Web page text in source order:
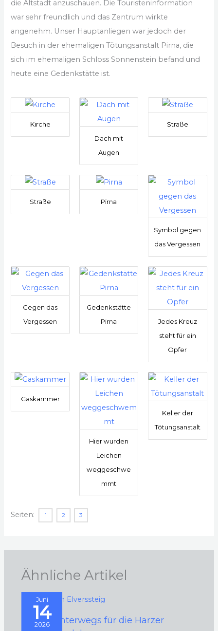
die Altstadt anzuschauen. Die Touristeninformation
war sehr freundlich und das Zentrum wirkte
angenehm. Unser Hauptanliegen war jedoch der
Besuch in der ehemaligen Tötungsanstalt Pirna, die
sich im ehemaligen Schloss Sonnenstein befand und
heute eine Gedenkstätte ist.
Kirche
Dach mit
Augen
Straße
Straße Pirna
Symbol gegen
das Vergessen
Gegen das
Vergessen
Gedenkstätte
Pirna
Jedes Kreuz
steht für ein
Opfer
Gaskammer
Hier wurden
Leichen
weggeschwe
mmt
Keller der
Tötungsanstalt
Seiten: 1 2 3
Ähnliche Artikel
Juni
14
2026
2026 – Unterwegs für die Harzer